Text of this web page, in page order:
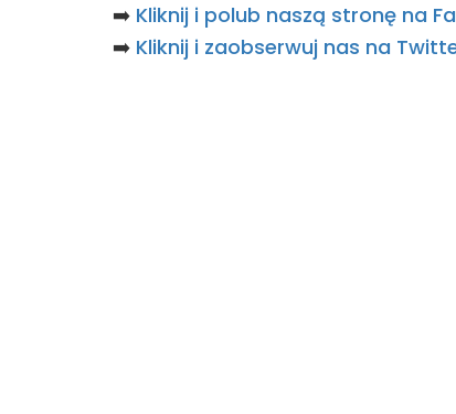
➡️ Kliknij i polub naszą stronę na
➡️ Kliknij i zaobserwuj nas na